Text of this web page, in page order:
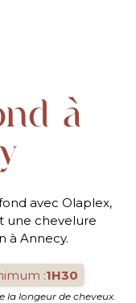
à
avec Olaplex,
une chevelure
à Annecy.
:1H30
la longeur de cheveux.